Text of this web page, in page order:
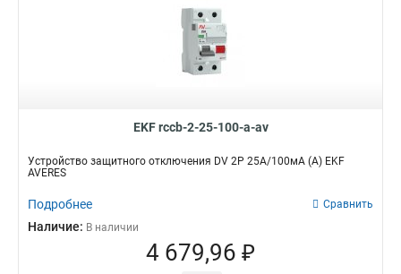
EKF rccb-2-25-100-a-av
Устройство защитного отключения DV 2P 25А/100мА (A) EKF
AVERES
Подробнее Сравнить
Наличие: В наличии
4 679,96 ₽